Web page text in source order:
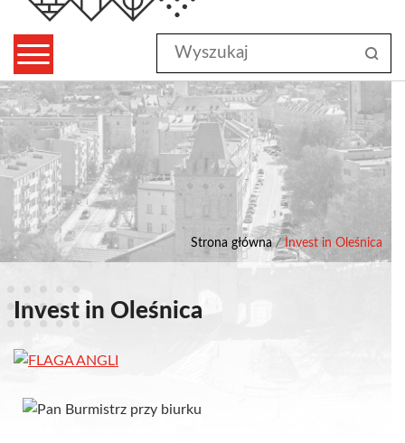
Wyszukaj
w
serwisie
Strona główna / Invest in Oleśnica
Invest in Oleśnica